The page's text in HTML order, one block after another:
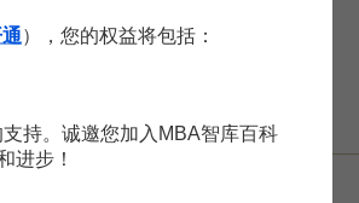
），您的权益将包括：
持。诚邀您加入MBA智库百科
进步！